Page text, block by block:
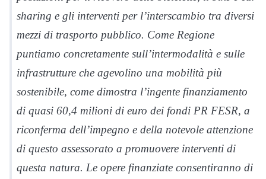
sharing e gli interventi per l’interscambio tra diversi
mezzi di trasporto pubblico. Come Regione
puntiamo concretamente sull’intermodalità e sulle
infrastrutture che agevolino una mobilità più
sostenibile, come dimostra l’ingente finanziamento
di quasi 60,4 milioni di euro dei fondi PR FESR, a
riconferma dell’impegno e della notevole attenzione
di questo assessorato a promuovere interventi di
questa natura. Le opere finanziate consentiranno di